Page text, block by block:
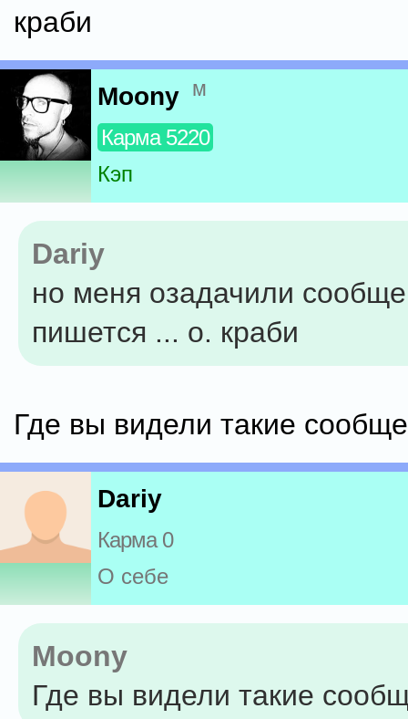
краби
Moony м
Карма 5220
Кэп
Dariy
но меня озадачили
пишется ... о. краби
Где вы видели такие
Dariy
Карма 0
О себе
Moony
Где вы видели такие